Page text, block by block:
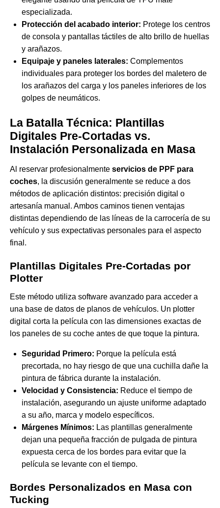
especializada.
Protección del acabado interior: Protege los centros
de consola y pantallas táctiles de alto brillo de huellas
y arañazos.
Equipaje y paneles laterales: Complementos
individuales para proteger los bordes del maletero de
los arañazos del carga y los paneles inferiores de los
golpes de neumáticos.
La Batalla Técnica: Plantillas
Digitales Pre-Cortadas vs.
Instalación Personalizada en Masa
Al reservar profesionalmente servicios de PPF para
coches, la discusión generalmente se reduce a dos
métodos de aplicación distintos: precisión digital o
artesanía manual. Ambos caminos tienen ventajas
distintas dependiendo de las líneas de la carrocería de su
vehículo y sus expectativas personales para el aspecto
final.
Plantillas Digitales Pre-Cortadas por
Plotter
Este método utiliza software avanzado para acceder a
una base de datos de planos de vehículos. Un plotter
digital corta la película con las dimensiones exactas de
los paneles de su coche antes de que toque la pintura.
Seguridad Primero: Porque la película está
precortada, no hay riesgo de que una cuchilla dañe la
pintura de fábrica durante la instalación.
Velocidad y Consistencia: Reduce el tiempo de
instalación, asegurando un ajuste uniforme adaptado
a su año, marca y modelo específicos.
Márgenes Mínimos: Las plantillas generalmente
dejan una pequeña fracción de pulgada de pintura
expuesta cerca de los bordes para evitar que la
película se levante con el tiempo.
Bordes Personalizados en Masa con
Tucking